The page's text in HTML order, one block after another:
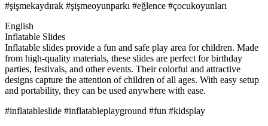
#şişmekaydırak #şişmeoyunparkı #eğlence #çocukoyunları
English
Inflatable Slides
Inflatable slides provide a fun and safe play area for children. Made
from high-quality materials, these slides are perfect for birthday
parties, festivals, and other events. Their colorful and attractive
designs capture the attention of children of all ages. With easy setup
and portability, they can be used anywhere with ease.
#inflatableslide #inflatableplayground #fun #kidsplay